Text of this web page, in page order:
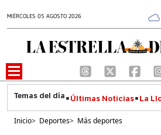
MIÉRCOLES 05 AGOSTO 2026
Últimas Noticias La
Inicio> Deportes> Más deportes